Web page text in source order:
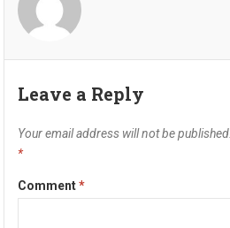
Leave a Reply
Your email address will not be published.
*
Comment*